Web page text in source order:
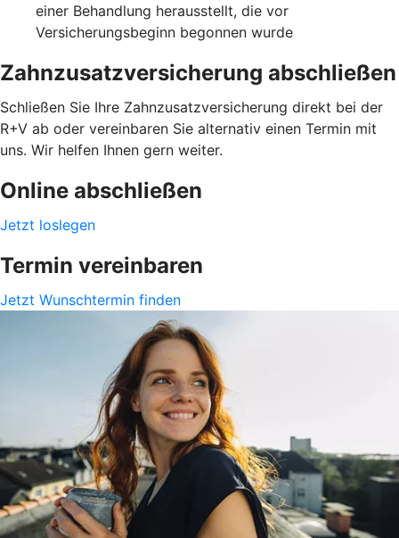
einer Behandlung herausstellt, die vor
Versicherungsbeginn begonnen wurde
Zahnzusatzversicherung abschließen
Schließen Sie Ihre Zahnzusatzversicherung direkt bei der
R+V ab oder vereinbaren Sie alternativ einen Termin mit
uns. Wir helfen Ihnen gern weiter.
Online abschließen
Jetzt loslegen
Termin vereinbaren
Jetzt Wunschtermin finden